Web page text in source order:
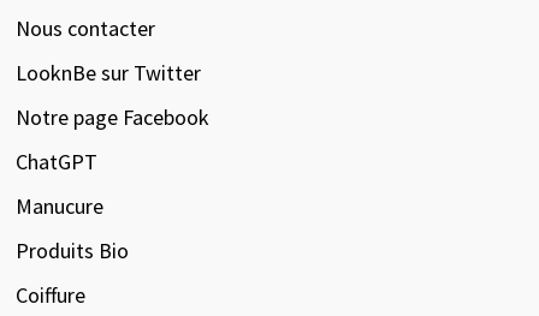
Nous contacter
LooknBe sur Twitter
Notre page Facebook
ChatGPT
Manucure
Produits Bio
Coiffure